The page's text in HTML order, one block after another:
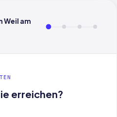
Weil am
erreichen?